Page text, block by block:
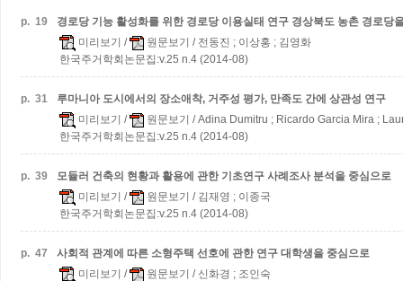
p. 19 경로당 기능 활성화를 위한 경로당 이용실태 연구 경상북도 농촌 경로당
미리보기 / 원문보기 / 전동진 ; 이상홍 ; 김영화
한국주거학회논문집:v.25 n.4 (2014-08)
p. 31
루마니아 도시에서의 장소애착, 거주성 평가, 만족도 간에 상관성 연구
미리보기 / 원문보기 / Adina Dumitru ; Ricardo Garcia Mira ;
한국주거학회논문집:v.25 n.4 (2014-08)
p. 39 모듈러 건축의 현황과 활용에 관한 기초연구 사례조사 분석을 중심으로
미리보기 / 원문보기 / 김재영 ; 이종국
한국주거학회논문집:v.25 n.4 (2014-08)
p. 47 사회적 관계에 따른 소형주택 선호에 관한 연구 대학생을 중심으로
미리보기 / 원문보기 / 신화경 ; 조인숙